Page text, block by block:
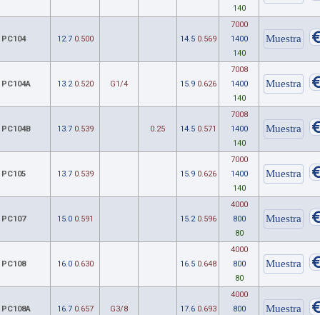
140
PC104 12.7 0.500 14.5 0.569
7000
1400
140
PC104A 13.2 0.520 G1/4 15.9 0.626
7008
1400
140
PC104B 13.7 0.539 0.25 14.5 0.571
7008
1400
140
PC105 13.7 0.539 15.9 0.626
7000
1400
140
PC107 15.0 0.591 15.2 0.596
4000
800
80
PC108 16.0 0.630 16.5 0.648
4000
800
80
PC108A 16.7 0.657 G3/8 17.6 0.693
4000
800